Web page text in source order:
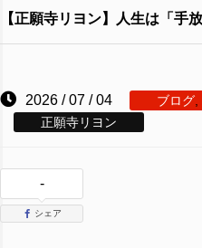
【正願寺リヨン】人生は「手
2026 / 07 / 04 ブログ
正願寺リヨン
-
シェア